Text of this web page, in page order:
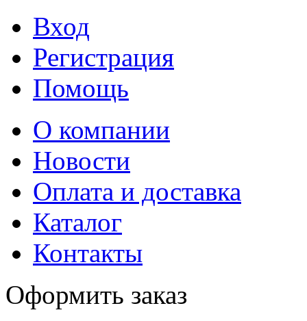
Вход
Регистрация
Помощь
О компании
Новости
Оплата и доставка
Каталог
Контакты
Оформить заказ